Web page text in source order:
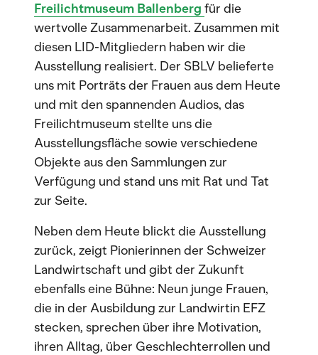
Freilichtmuseum Ballenberg für die
wertvolle Zusammenarbeit. Zusammen mit
diesen LID-Mitgliedern haben wir die
Ausstellung realisiert. Der SBLV belieferte
uns mit Porträts der Frauen aus dem Heute
und mit den spannenden Audios, das
Freilichtmuseum stellte uns die
Ausstellungsfläche sowie verschiedene
Objekte aus den Sammlungen zur
Verfügung und stand uns mit Rat und Tat
zur Seite.
Neben dem Heute blickt die Ausstellung
zurück, zeigt Pionierinnen der Schweizer
Landwirtschaft und gibt der Zukunft
ebenfalls eine Bühne: Neun junge Frauen,
die in der Ausbildung zur Landwirtin EFZ
stecken, sprechen über ihre Motivation,
ihren Alltag, über Geschlechterrollen und